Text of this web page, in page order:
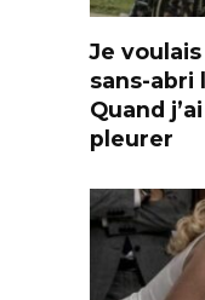
Je
sans-abri
Quand
pleurer